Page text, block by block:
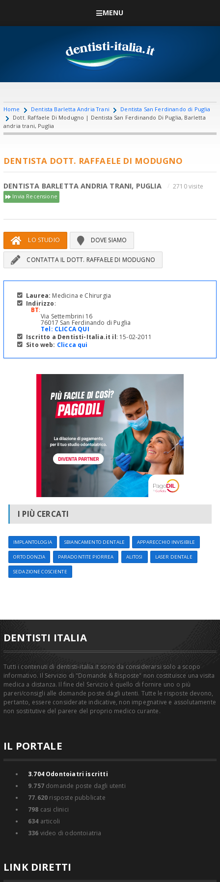
MENU
Home Dentista Barletta Andria Trani
Dentista San Ferdinando di Puglia
Dott. Raffaele Di Modugno | Dentista San Ferdinando Di Puglia, Barletta
andria trani, Puglia
DENTISTA DOTT. RAFFAELE DI MODUGNO
DENTISTA BARLETTA ANDRIA TRANI, PUGLIA 2710 visite
Invia Recensione
LO STUDIO DOVE SIAMO
CONTATTA IL DOTT. RAFFAELE DI MODUGNO
Laurea: Medicina e Chirurgia
Indirizzo:
BT:
Via Settembrini 16
76017 San Ferdinando di Puglia
Tel: CLICCA QUI
Iscritto a Dentisti-Italia.it il: 15-02-2011
Sito web: Clicca qui
I PIÙ CERCATI
IMPLANTOLOGIA SBIANCAMENTO DENTALE APPARECCHIO INVISIBILE
ORTODONZIA PARADONTITE PIORREA ALITOSI LASER DENTALE
SEDAZIONE COSCIENTE
DENTISTI ITALIA
Tutti i contenuti di dentisti-italia.it sono da considerarsi solo a scopo
informativo. Il Servizio di "Domande & Risposte" non costituisce una visita
medica a distanza. Il fine del Servizio è quello di fornire uno o più
pareri/consigli alle domande poste dagli utenti. Tutte le risposte devono,
pertanto, essere considerate indicative, non impegnative e assolutamente
non sostitutive del parere del proprio medico curante.
IL PORTALE
3.704Odontoiatri iscritti
9.757domande poste dagli utenti
77.620 risposte pubblicate
798 casi clinici
634 articoli
336 video di odontoiatria
LINK DIRETTI